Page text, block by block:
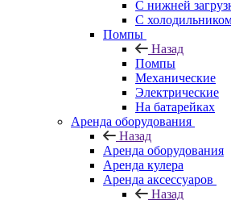
С нижней
С
Помпы
Назад
Помпы
Механические
Электрические
На батарейках
Аренда оборудования
Назад
Аренда оборудования
Аренда кулера
Аренда аксессуаров
Назад